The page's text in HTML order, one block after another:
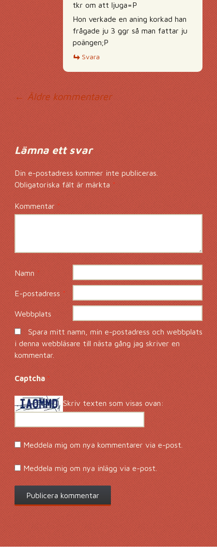
tkr om att ljuga=P
Hon verkade en aning korkad han
frågade ju 3 ggr så man fattar ju
poängen;P
Svara
← Äldre kommentarer
Lämna ett svar
Din e-postadress kommer inte publiceras.
Obligatoriska fält är märkta*
Kommentar*
Namn*
E-postadress*
Webbplats
Spara mitt namn, min e-postadress och webbplats
i denna webbläsare till nästa gång jag skriver en
kommentar.
Captcha *
Skriv texten som visas ovan:
Meddela mig om nya kommentarer via e-post.
Meddela mig om nya inlägg via e-post.